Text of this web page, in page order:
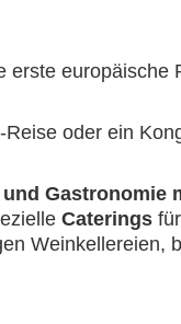
erste europäische
oder ein
Gastronomie
Caterings
Weinkellereien,